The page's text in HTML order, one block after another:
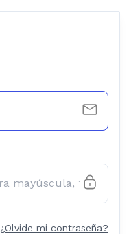
¿Olvide mi contraseña?